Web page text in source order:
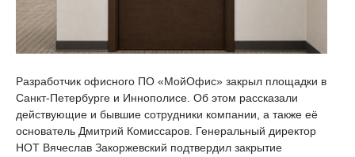
Разработчик офисного ПО «МойОфис» закрыл площадки в
Санкт-Петербурге и Иннополисе. Об этом рассказали
действующие и бывшие сотрудники компании, а также её
основатель Дмитрий Комиссаров. Генеральный директор
НОТ Вячеслав Закоржевский подтвердил закрытие